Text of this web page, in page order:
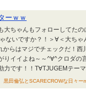
ーｗｗ
ちゃんもフォローしてた
ないですか？！＞∀＜大ち
らはマジでチェックだ！西
りイイよね～～^∀^クロダの
力です！！T∀TJUGEMテー
黒田倫弘とSCARECROWな日々